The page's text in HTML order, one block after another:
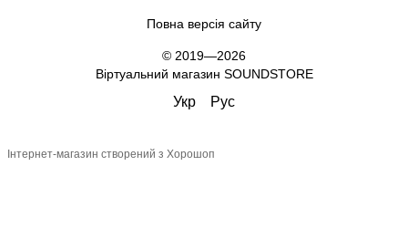
Повна версія сайту
© 2019—2026
Віртуальний магазин SOUNDSTORE
Укр Рус
Інтернет-магазин створений з Хорошоп